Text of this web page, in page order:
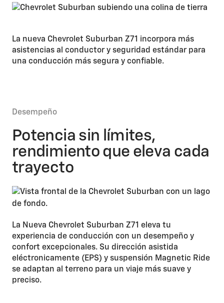
La nueva Chevrolet Suburban Z71 incorpora más
asistencias al conductor y seguridad estándar para
una conducción más segura y confiable.
Desempeño
Potencia sin límites,
rendimiento que eleva cada
trayecto
La Nueva Chevrolet Suburban Z71 eleva tu
experiencia de conducción con un desempeño y
confort excepcionales. Su dirección asistida
eléctronicamente (EPS) y suspensión Magnetic Ride
se adaptan al terreno para un viaje más suave y
preciso.